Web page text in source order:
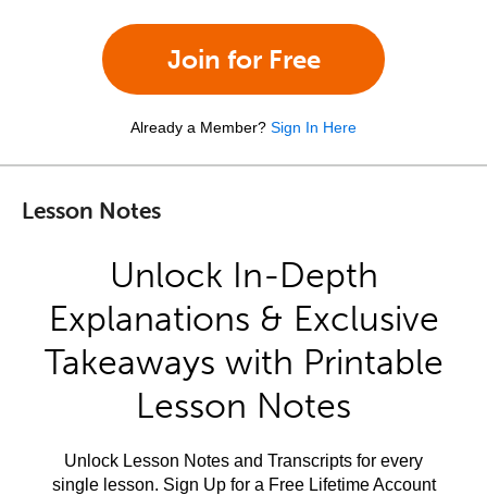
Join for Free
Already a Member? Sign In Here
Lesson Notes
Unlock In-Depth
Explanations & Exclusive
Takeaways with Printable
Lesson Notes
Unlock Lesson Notes and Transcripts for every
single lesson. Sign Up for a Free Lifetime Account